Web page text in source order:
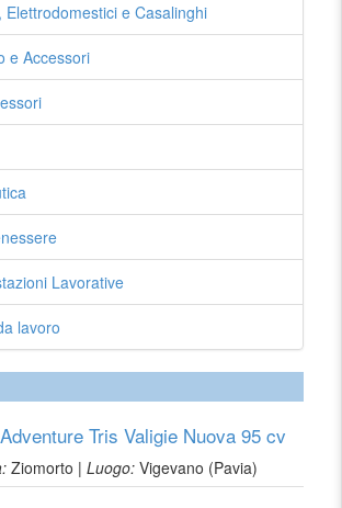
Elettrodomestici e Casalinghi
e Accessori
Lavorative
lavoro
Tris Valigie Nuova 95 cv
Ziomorto | Luogo: Vigevano (Pavia)